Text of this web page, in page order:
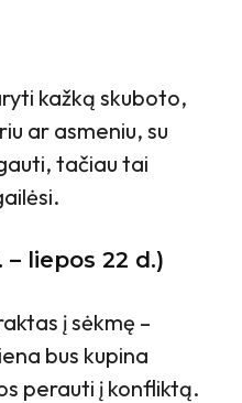
kažką skuboto,
ar asmeniu, su
tačiau tai
– liepos 22 d.)
į sėkmę –
bus kupina
perauti į konfliktą.